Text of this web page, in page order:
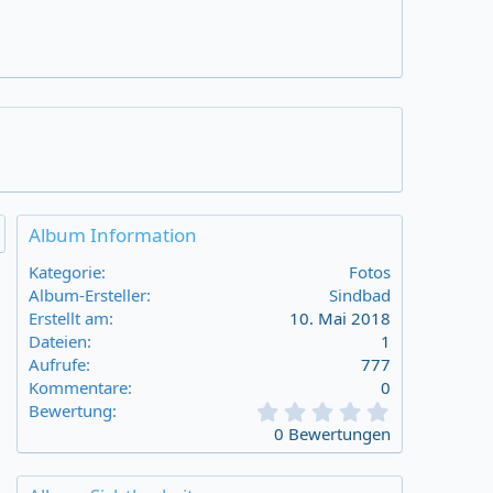
Album Information
Kategorie
Fotos
Album-Ersteller
Sindbad
Erstellt am
10. Mai 2018
Dateien
1
Aufrufe
777
Kommentare
0
Bewertung
0
0
0 Bewertungen